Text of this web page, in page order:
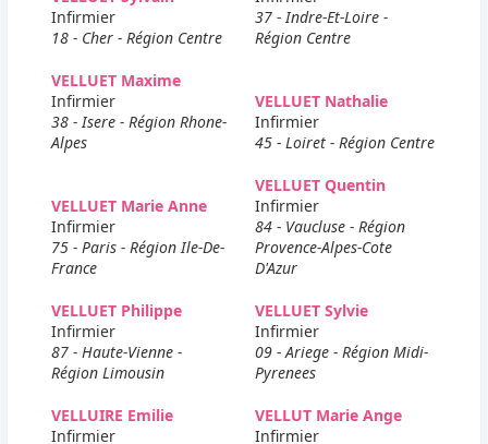
Infirmier
18 - Cher - Région Centre
37 - Indre-Et-Loire -
Région Centre
VELLUET Maxime
Infirmier
38 - Isere - Région Rhone-
Alpes
VELLUET Nathalie
Infirmier
45 - Loiret - Région Centre
VELLUET Marie Anne
Infirmier
75 - Paris - Région Ile-De-
France
VELLUET Quentin
Infirmier
84 - Vaucluse - Région
Provence-Alpes-Cote
D'Azur
VELLUET Philippe
Infirmier
87 - Haute-Vienne -
Région Limousin
VELLUET Sylvie
Infirmier
09 - Ariege - Région Midi-
Pyrenees
VELLUIRE Emilie
Infirmier
VELLUT Marie Ange
Infirmier